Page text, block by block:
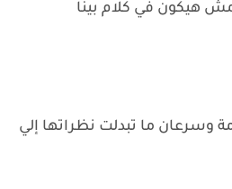
هيكون في كلام بينا
وسرعان ما تبدلت نظراتها إلي